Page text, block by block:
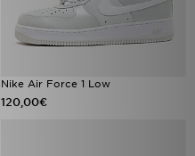
Nike Air Force 1 Low
120,00€